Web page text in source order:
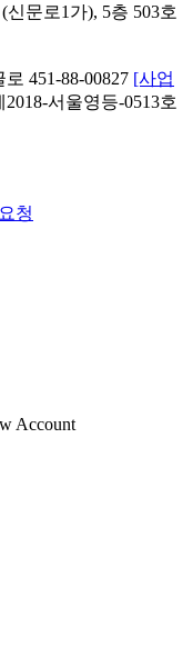
문로1가), 5층 503호
451-88-00827 [사업
서울영등-0513호
청
Account